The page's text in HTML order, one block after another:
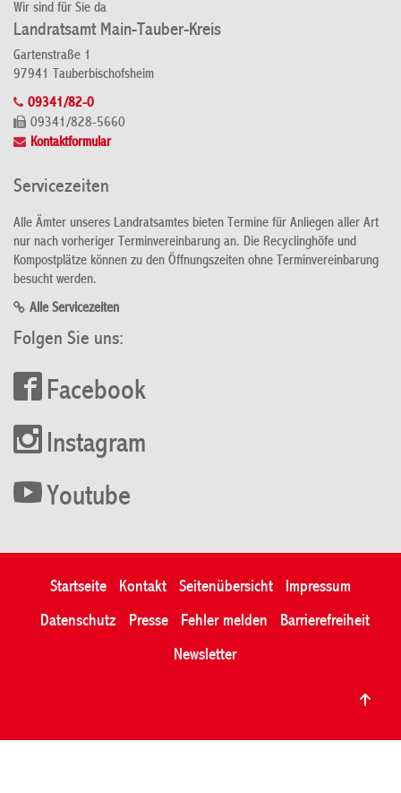
Wir sind für Sie da
Landratsamt Main-Tauber-Kreis
Gartenstraße 1
97941 Tauberbischofsheim
09341/82-0
09341/828-5660
Kontaktformular
Servicezeiten
Alle Ämter unseres Landratsamtes bieten Termine für Anliegen aller Art
nur nach vorheriger Terminvereinbarung an. Die Recyclinghöfe und
Kompostplätze können zu den Öffnungszeiten ohne Terminvereinbarung
besucht werden.
Alle Servicezeiten
Folgen Sie uns:
Facebook
Instagram
Youtube
Startseite Kontakt Seitenübersicht
Impressum
Datenschutz
Presse Fehler melden
Barrierefreiheit
Newsletter